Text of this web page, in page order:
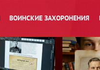
ВОИНСКИЕ ЗАХОРОНЕНИЯ